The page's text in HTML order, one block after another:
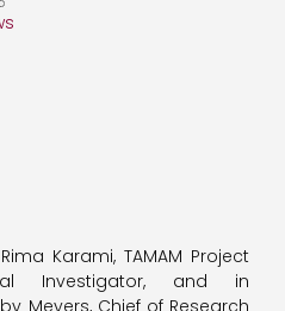
Karami, TAMAM Project
Investigator, and in